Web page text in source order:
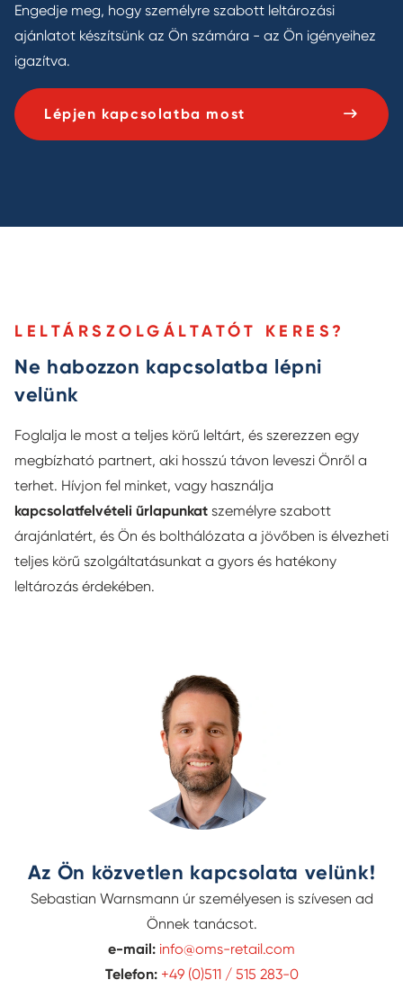
Engedje meg, hogy személyre szabott leltározási
ajánlatot készítsünk az Ön számára - az Ön igényeihez
igazítva.
Lépjen kapcsolatba most
LELTÁRSZOLGÁLTATÓT KERES?
Ne habozzon kapcsolatba lépni
velünk
Foglalja le most a teljes körű leltárt, és szerezzen egy
megbízható partnert, aki hosszú távon leveszi Önről a
terhet. Hívjon fel minket, vagy használja
kapcsolatfelvételi űrlapunkat személyre szabott
árajánlatért, és Ön és bolthálózata a jövőben is élvezheti
teljes körű szolgáltatásunkat a gyors és hatékony
leltározás érdekében.
Az Ön közvetlen kapcsolata velünk!
Sebastian Warnsmann úr személyesen is szívesen ad
Önnek tanácsot.
e-mail: info@oms-retail.com
Telefon: +49 (0)511 / 515 283-0